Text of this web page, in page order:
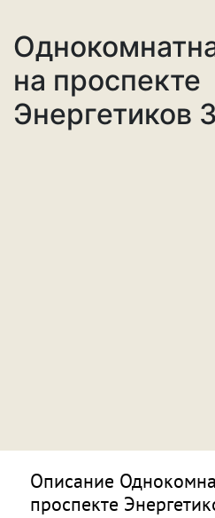
на проспекте
Энергетиков
Описание
проспекте